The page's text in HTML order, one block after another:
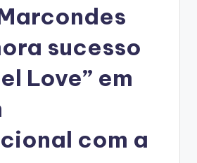
sucesso
Love” em
com a